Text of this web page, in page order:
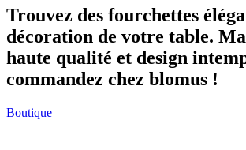
Trouvez des fourchettes
décoration de votre table.
haute qualité et design
commandez chez blomus !
Boutique